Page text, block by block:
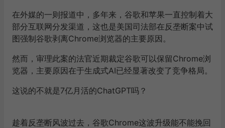
在外媒的一则报道中，多年来，谷歌和苹果一直控制着大
部分互联网分发渠道，这也是美国司法部在反垄断案中试
图强制谷歌剥离Chrome浏览器的主要原因。
然而，审理此案的法官近期裁定谷歌可以保留Chrome浏
览器，主要原因在于生成式AI已经显著改变了竞争格局。
这说的不就是7亿月活的ChatGPT吗？
趁着反垄断风波过去，谷歌Chrome这波升级能不能挽回